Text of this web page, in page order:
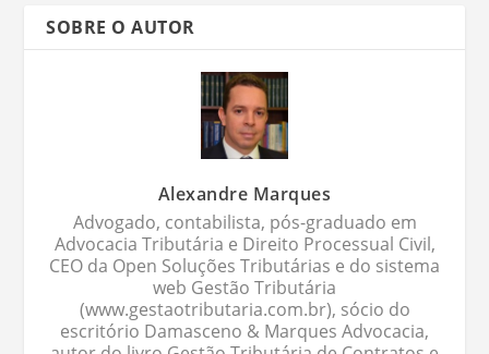
SOBRE O AUTOR
Alexandre Marques
Advogado, contabilista, pós-graduado em
Advocacia Tributária e Direito Processual Civil,
CEO da Open Soluções Tributárias e do sistema
web Gestão Tributária
(www.gestaotributaria.com.br), sócio do
escritório Damasceno & Marques Advocacia,